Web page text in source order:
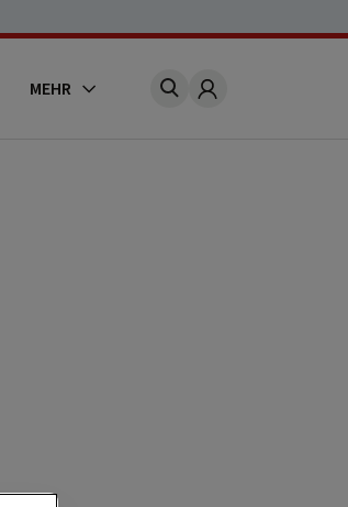
MEHR Account